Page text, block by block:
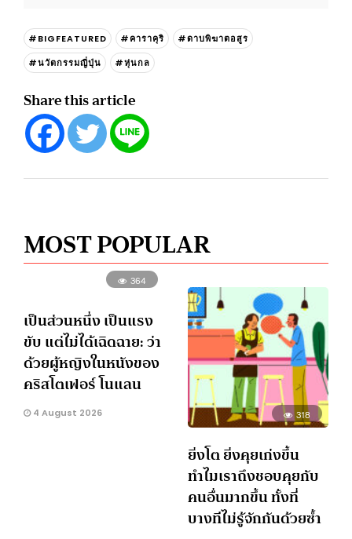
#BIGFEATURED #คาราคุริ
#ดาบพิฆาตอสูร
#นวัตกรรมญี่ปุ่น
#หุ่นกล
Share this article
MOST POPULAR
364
เป็นส่วนหนึ่ง เป็นแรง
ขับ แต่ไม่ได้เฉิดฉาย: ว่า
ด้วยผู้หญิงในหนังของ
คริสโตเฟอร์ โนแลน
4 August 2026 318
ยิ่งโต ยิ่งคุยเก่งขึ้น
ทำไมเราถึงชอบคุยกับ
คนอื่นมากขึ้น ทั้งที่
บางทีไม่รู้จักกันด้วยซ้ำ